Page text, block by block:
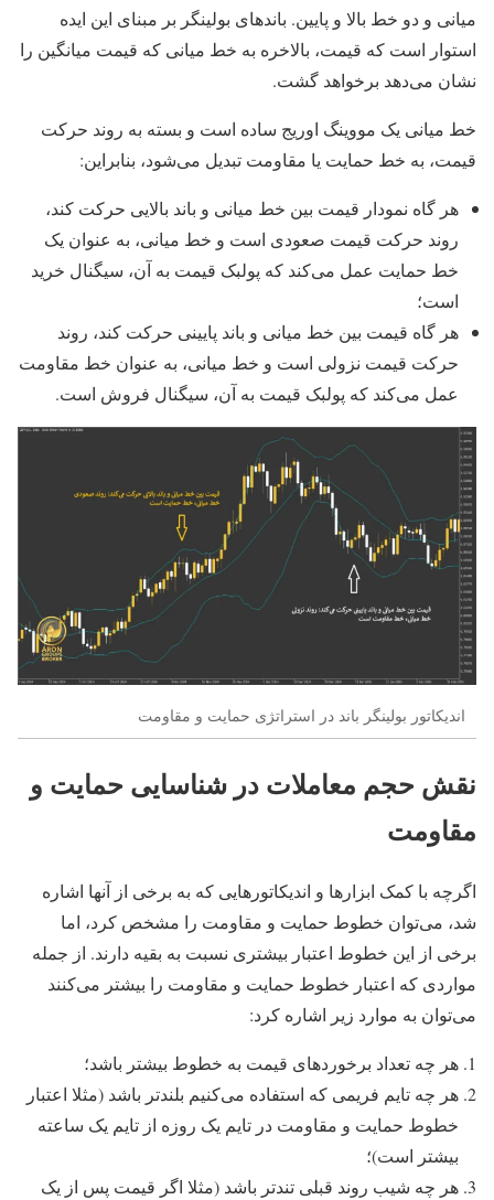
میانی و دو خط بالا و پایین. باندهای بولینگر بر مبنای این ایده
استوار است که قیمت، بالاخره به خط میانی که قیمت میانگین را
نشان می‌دهد برخواهد گشت.
خط میانی یک مووینگ اوریج ساده است و بسته به روند حرکت
قیمت، به خط حمایت یا مقاومت تبدیل می‌شود، بنابراین:
هر گاه نمودار قیمت بین خط میانی و باند بالایی حرکت کند،
روند حرکت قیمت صعودی است و خط میانی، به عنوان یک
خط حمایت عمل می‌کند که پولبک قیمت به آن، سیگنال خرید
است؛
هر گاه قیمت بین خط میانی و باند پایینی حرکت کند، روند
حرکت قیمت نزولی است و خط میانی، به عنوان خط مقاومت
عمل می‌کند که پولبک قیمت به آن، سیگنال فروش است.
اندیکاتور بولینگر باند در استراتژی حمایت و مقاومت
نقش حجم معاملات در شناسایی حمایت و
مقاومت
اگرچه با کمک ابزارها و‌‌ اندیکاتورهایی که به برخی از آنها اشاره
شد، می‌توان خطوط حمایت و مقاومت را مشخص کرد، اما
برخی از این خطوط اعتبار بیشتری نسبت به بقیه دارند. از جمله
مواردی که اعتبار خطوط حمایت و مقاومت را بیشتر می‌کنند
می‌توان به موارد زیر اشاره کرد:
هر چه تعداد برخوردهای قیمت به خطوط بیشتر باشد؛
هر چه تایم فریمی‌ که استفاده می‌کنیم بلندتر باشد (مثلا اعتبار
خطوط حمایت و مقاومت در تایم یک روزه از تایم یک ساعته
بیشتر است)؛
هر چه شیب روند قبلی تندتر باشد (مثلا اگر قیمت پس از یک